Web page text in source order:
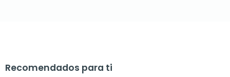
Recomendados para ti